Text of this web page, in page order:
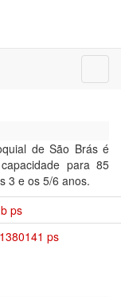
de São Brás é
para 85
3 e os 5/6 anos.